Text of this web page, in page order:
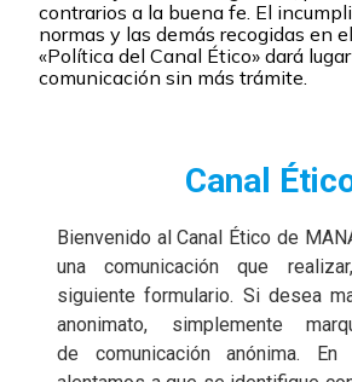
contrarios a la buena fe. El
normas y las demás recogidas en
«Política del Canal Ético» dará
comunicación sin más trámite.